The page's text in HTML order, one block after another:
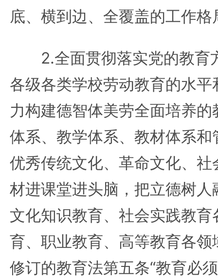
底、横到边、全覆盖的工作格
2.全面贯彻落实党的教育
各级各类学校劳动教育的水
力构建德智体美劳全面培养
体系、教学体系、教材体系
优秀传统文化、革命文化、
材进课堂进头脑，把立德树
文化知识教育、社会实践教
育、职业教育、高等教育各
修订的教育法第五条“教育必